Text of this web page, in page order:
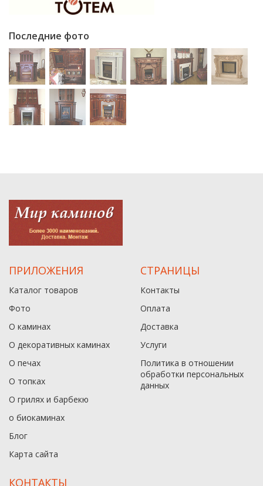
Последние фото
ПРИЛОЖЕНИЯ
Каталог товаров
Фото
О каминах
О декоративных каминах
О печах
О топках
О грилях и барбекю
о биокаминах
Блог
Карта сайта
СТРАНИЦЫ
Контакты
Оплата
Доставка
Услуги
Политика в отношении
обработки персональных
данныx
КОНТАКТЫ